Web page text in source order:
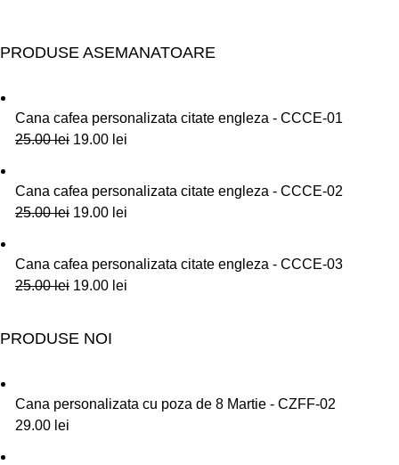
PRODUSE ASEMANATOARE
Cana cafea personalizata citate engleza - CCCE-01
25.00lei 19.00 lei
Cana cafea personalizata citate engleza - CCCE-02
25.00lei 19.00 lei
Cana cafea personalizata citate engleza - CCCE-03
25.00lei 19.00 lei
PRODUSE NOI
Cana personalizata cu poza de 8 Martie - CZFF-02
29.00 lei